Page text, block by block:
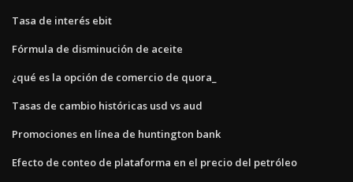
Tasa de interés ebit
Fórmula de disminución de aceite
¿qué es la opción de comercio de quora_
Tasas de cambio históricas usd vs aud
Promociones en línea de huntington bank
Efecto de conteo de plataforma en el precio del petróleo